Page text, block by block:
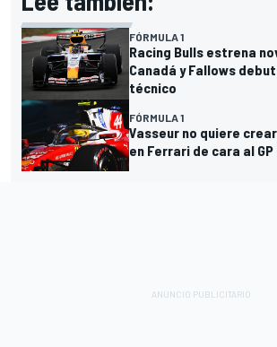
FÓRMULA 1
Racing Bulls estrena
Canadá y Fallows
técnico
FÓRMULA 1
Vasseur no quiere
en Ferrari de cara al